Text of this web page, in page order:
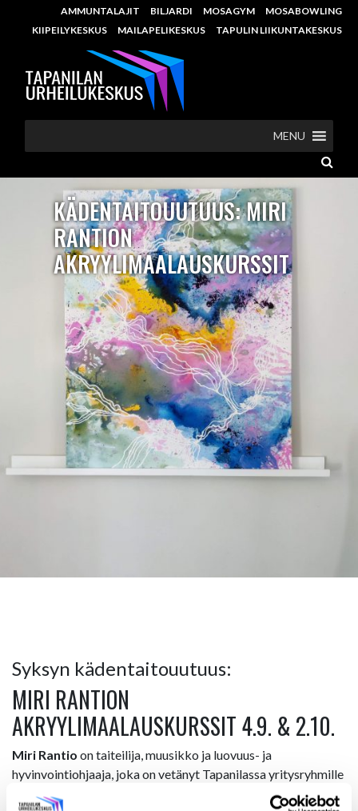
AMMUNTALAJIT BILJARDI MOSAGYM
MOSABOWLING
KIIPEILYKESKUS
MAILAPELIKESKUS TAPULIN LIIKUNTAKESKUS
MENU
KÄDENTAITOUUTUUS: MIRI
RANTION
AKRYYLIMAALAUSKURSSIT
Syksyn kädentaitouutuus:
MIRI RANTION
AKRYYLIMAALAUSKURSSIT 4.9. & 2.10.
Miri Rantio on taiteilija, muusikko ja luovuus- ja
hyvinvointiohjaaja, joka on vetänyt Tapanilassa yritysryhmille
akryylimaalauskursseja jo vuoden verran ja palaute on ollut